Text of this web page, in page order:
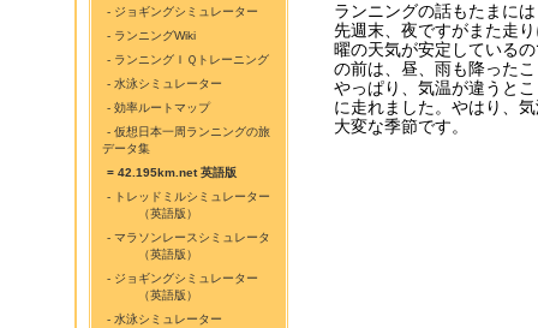
- ジョギングシミュレーター
- ランニングWiki
- ランニングＩＱトレーニング
- 水泳シミュレーター
- 効率ルートマップ
- 仮想日本一周ランニングの旅
データ集
= 42.195km.net 英語版
- トレッドミルシミュレーター
（英語版）
- マラソンレースシミュレータ
（英語版）
- ジョギングシミュレーター
（英語版）
- 水泳シミュレーター
ランニングの話もたまに
先週末、夜ですがまた走
曜の天気が安定している
の前は、昼、雨も降った
やっぱり、気温が違うと
に走れました。やはり、
大変な季節です。